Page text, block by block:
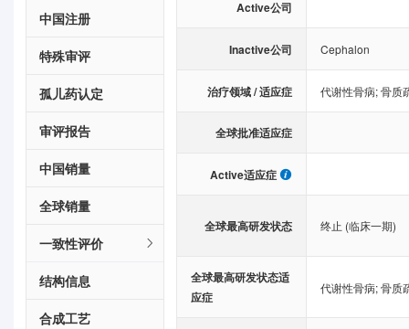
中国注册
特殊审评
孤儿药认定
审评报告
中国销量
全球销量
一致性评价
结构信息
合成工艺
Active公司
Inactive公司 Cephalon
治疗领域 / 适应症 代谢性骨病;骨质
全球批准适应症
Active适应症
全球最高研发状态 终止 (临床一期)
全球最高研发状态适
应症
代谢性骨病;骨质